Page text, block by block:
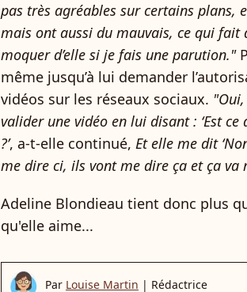
pas très agréables sur certains plans,
mais ont aussi du mauvais, ce qui fait
moquer d’elle si je fais une parution."
même jusqu’à lui demander
vidéos sur les réseaux sociaux.
valider une vidéo en lui disant : ‘Est
?’, a-t-elle continué, Et elle me dit
me dire ci, ils vont me dire ça et ça va
Adeline Blondieau tient donc plus
qu'elle aime...
Par Louise Martin | Rédactrice